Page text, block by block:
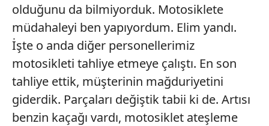
Sitemizde kendimize ve üçüncü kişilere ait çerezler
kullanılmaktadır. Bu çerezler vasıtasıyla çeşitli kişisel
verileriniz işlenmekte olup gerekli olan çerezler bilgi
toplumu hizmetlerinin sunulması amacıyla
kullanılmaktadır. Diğer çerezler, sitemizin daha işlevsel
kılınması ve kişiselleştirilmesi ve sizlere yönelik
reklam/pazarlama faaliyetlerinin yapılması, amaçlarıyla
sınırlı olarak açık rızanız dahilinde kullanılacaktır.
olduğunu da bilmiyorduk. Motosiklete
müdahaleyi ben yapıyordum. Elim yandı.
İşte o anda diğer personellerimiz
motosikleti tahliye etmeye çalıştı. En son
tahliye ettik, müşterinin mağduriyetini
giderdik. Parçaları değiştik tabii ki de. Artısı
benzin kaçağı vardı, motosiklet ateşleme